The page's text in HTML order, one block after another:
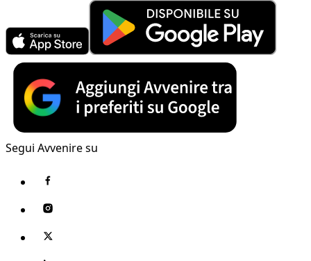
Segui Avvenire su